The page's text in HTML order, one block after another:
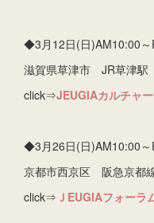
◆3月12日(日)AM10:00～
滋賀県草津市 JR草津
click⇒JEUGIAカルチャ
◆3月26日(日)AM10:00
京都市西京区 阪急京都
click⇒ ＪEUGIAフォーラ